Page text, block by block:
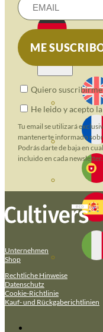
Quiero
He leido y acepto la
Tu email se utilizará
mantenerte informado
Podrás darte de baja en
incluido en cada newsletter.
Unternehmen
Shop
Rechtliche Hinweise
Datenschutz
Cookie-Richtlinie
Kauf- und Rückgaberichtlinien